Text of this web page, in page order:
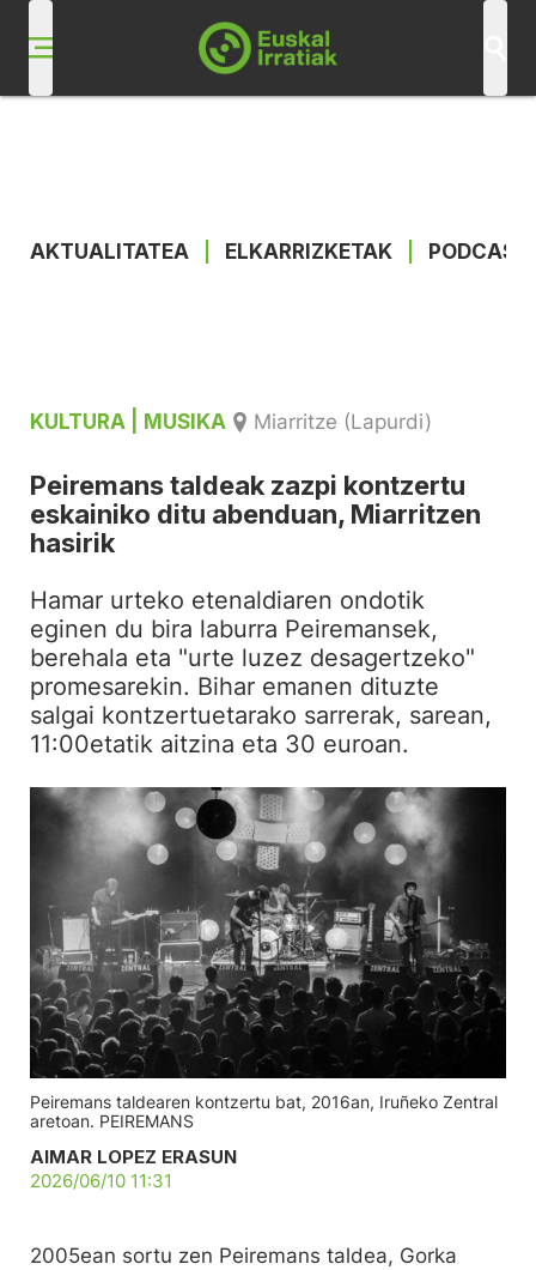
AKTUALITATEA ELKARRIZKETAK
KULTURA | MUSIKA Miarritze (Lapurdi)
Peiremans taldeak zazpi kontzertu
eskainiko ditu abenduan, Miarritzen
hasirik
Hamar urteko etenaldiaren ondotik
eginen du bira laburra Peiremansek,
berehala eta "urte luzez desagertzeko"
promesarekin. Bihar emanen dituzte
salgai kontzertuetarako sarrerak, sarean,
11:00etatik aitzina eta 30 euroan.
Peiremans taldearen kontzertu bat, 2016an, Iruñeko Zentral
aretoan. PEIREMANS
AIMAR LOPEZ ERASUN
2026/06/10 11:31
2005ean sortu zen Peiremans taldea, Gorka